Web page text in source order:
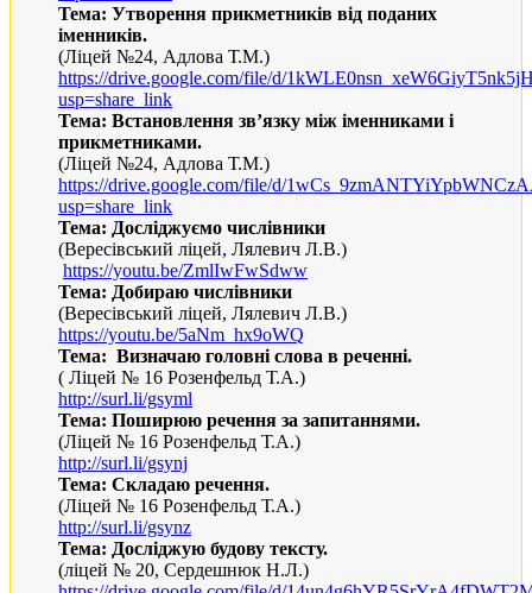
Тема: Утворення прикметників від поданих
іменників.
(Ліцей №24, Адлова Т.М.)
https://drive.google.com/file/d/
usp=share_link
Тема: Встановлення зв’язку між іменниками і
прикметниками.
(Ліцей №24, Адлова Т.М.)
https://drive.google.com/file/d/
usp=share_link
Тема: Досліджуємо числівники
(Вересівський ліцей, Лялевич Л.В.)
https://youtu.be/ZmlIwFwSdww
Тема: Добираю числівники
(Вересівський ліцей, Лялевич Л.В.)
https://youtu.be/5aNm_hx9oWQ
Тема: Визначаю головні слова в реченні.
( Ліцей № 16 Розенфельд Т.А.)
http://surl.li/gsyml
Тема: Поширюю речення за запитаннями.
(Ліцей № 16 Розенфельд Т.А.)
http://surl.li/gsynj
Тема: Складаю речення.
(Ліцей № 16 Розенфельд Т.А.)
http://surl.li/gsynz
Тема: Досліджую будову тексту.
(ліцей № 20, Сердешнюк Н.Л.)